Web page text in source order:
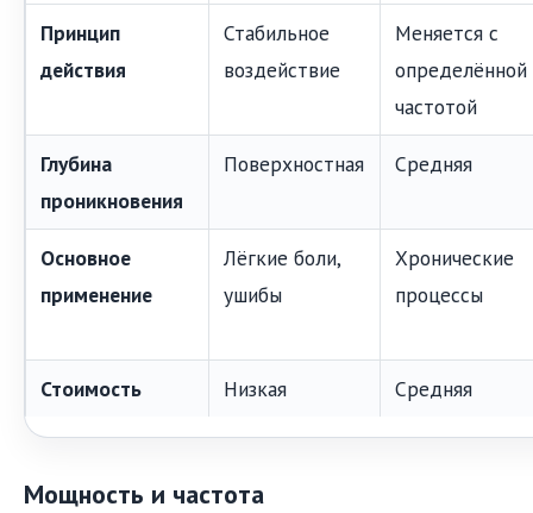
Принцип
действия
Стабильное
воздействие
Меняется с
определённой
частотой
Глубина
проникновения
Поверхностная Средняя
Основное
применение
Лёгкие боли,
ушибы
Хронические
процессы
Стоимость Низкая Средняя
Мощность и частота